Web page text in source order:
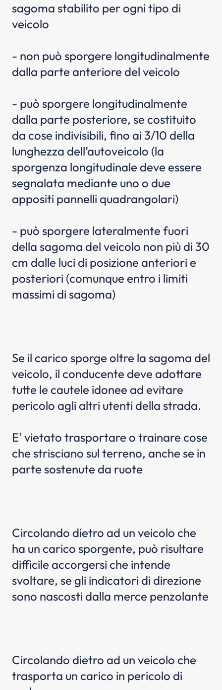
sagoma stabilito per ogni tipo di
veicolo
- non può sporgere longitudinalmente
dalla parte anteriore del veicolo
- può sporgere longitudinalmente
dalla parte posteriore, se costituito
da cose indivisibili, fino ai 3/10 della
lunghezza dell’autoveicolo (la
sporgenza longitudinale deve essere
segnalata mediante uno o due
appositi pannelli quadrangolari)
- può sporgere lateralmente fuori
della sagoma del veicolo non più di 30
cm dalle luci di posizione anteriori e
posteriori (comunque entro i limiti
massimi di sagoma)
Se il carico sporge oltre la sagoma del
veicolo, il conducente deve adottare
tutte le cautele idonee ad evitare
pericolo agli altri utenti della strada.
E' vietato trasportare o trainare cose
che strisciano sul terreno, anche se in
parte sostenute da ruote
Circolando dietro ad un veicolo che
ha un carico sporgente, può risultare
difficile accorgersi che intende
svoltare, se gli indicatori di direzione
sono nascosti dalla merce penzolante
Circolando dietro ad un veicolo che
trasporta un carico in pericolo di